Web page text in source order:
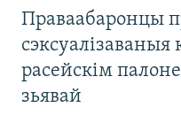
Праваабаронцы
сэксуалізаваныя
расейскім
зьявай